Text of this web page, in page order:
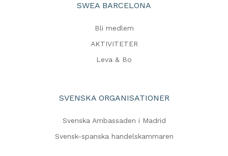
SWEA BARCELONA
Bli medlem
AKTIVITETER
Leva & Bo
SVENSKA ORGANISATIONER
Svenska Ambassaden i Madrid
Svensk-spanska handelskammaren